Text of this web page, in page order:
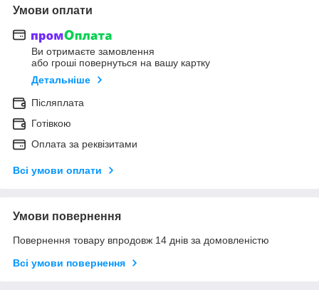
Умови оплати
Ви отримаєте замовлення
або гроші повернуться на вашу картку
Детальніше
Післяплата
Готівкою
Оплата за реквізитами
Всі умови оплати
Умови повернення
Повернення товару впродовж 14 днів за домовленістю
Всі умови повернення